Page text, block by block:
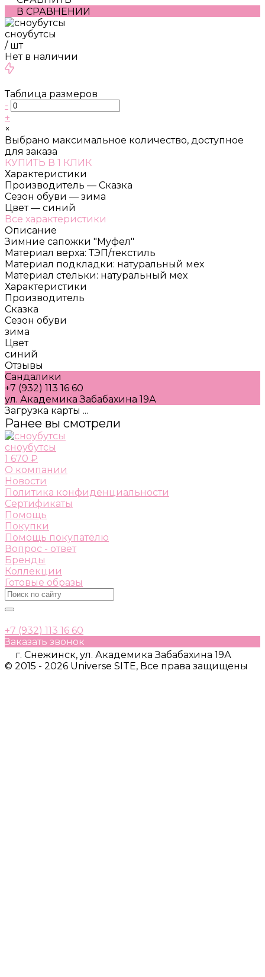
В СРАВНЕНИИ
сноубутсы
/ шт
Нет в наличии
Таблица размеров
-
+
×
Выбрано максимальное количество, доступное
для заказа
КУПИТЬ В 1 КЛИК
Характеристики
Производитель — Сказка
Сезон обуви — зима
Цвет — синий
Все характеристики
Описание
Зимние сапожки "Муфел"
Материал верха: ТЭП/текстиль
Материал подкладки: натуральный мех
Материал стельки: натуральный мех
Характеристики
Производитель
Сказка
Сезон обуви
зима
Цвет
синий
Отзывы
Сандалики
+7 (932) 113 16 60
ул. Академика Забабахина 19А
Загрузка карты ...
Ранее вы смотрели
сноубутсы
1 670 ₽
О компании
Новости
Политика конфиденциальности
Сертификаты
Помощь
Покупки
Помощь покупателю
Вопрос - ответ
Бренды
Коллекции
Готовые образы
+7 (932) 113 16 60
Заказать звонок
г. Снежинск, ул. Академика Забабахина 19А
© 2015 - 2026 Universe SITE, Все права защищены